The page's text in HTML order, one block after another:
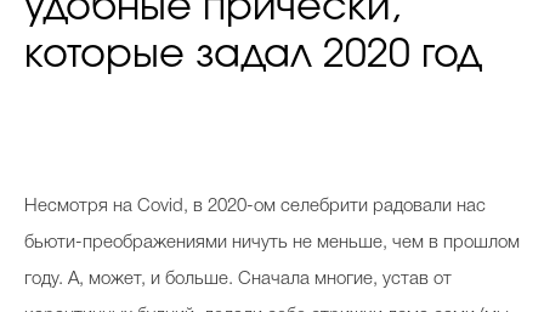
которые задал 2020 год
Несмотря на Covid, в 2020-ом селебрити радовали нас
бьюти-преображениями ничуть не меньше, чем в прошлом
году. А, может, и больше. Сначала многие, устав от